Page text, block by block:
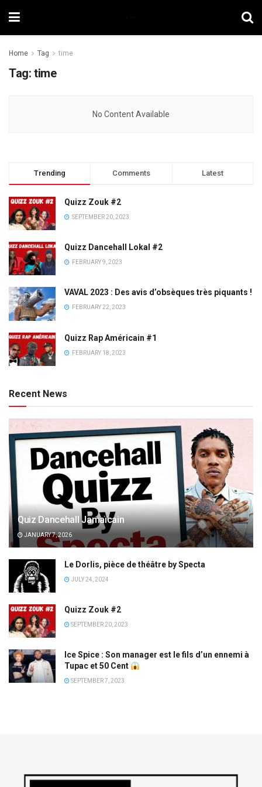
Home Tag time
Tag: time
No Content Available
Trending Comments Latest
Quizz Zouk #2
SEPTEMBER 20, 2023
Quizz Dancehall Lokal #2
FEBRUARY 9, 2023
VAVAL 2023 : Des avis d’obsèques très piquants !
FEBRUARY 22, 2023
Quizz Rap Américain #1
FEBRUARY 18, 2023
Recent News
Quiz Dancehall Jamaïcain
JANUARY 7, 2026
Le Dorlis, pièce de théâtre by Specta
JULY 24, 2024
Quizz Zouk #2
SEPTEMBER 20, 2023
Ice Spice : Son manager est le fils d’un ennemi à
Tupac et 50 Cent
SEPTEMBER 7, 2023